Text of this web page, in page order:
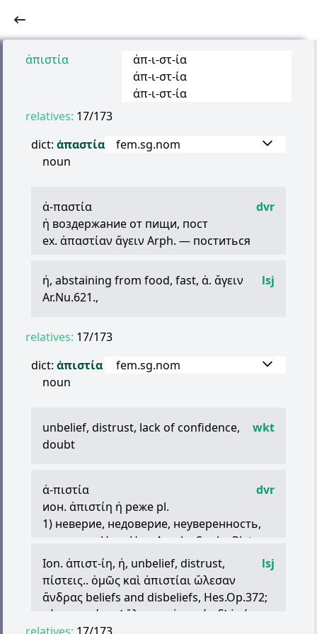
ἀπιστία ἀπ-ι-στ-ία
ἀπ-ι-στ-ία
ἀπ-ι-στ-ία
relatives: 17/173
dict: ἀπαστία
noun
fem.sg.nom
dvr
ἀ-παστία
ἡ воздержание от пищи, пост
ex. ἀπαστίαν ἄγειν Arph. — поститься
lsj
ἡ, abstaining from food, fast, ἀ. ἄγειν
Ar.Nu.621.,
relatives: 17/173
dict: ἀπιστία
noun
fem.sg.nom
wkt
unbelief, distrust, lack of confidence,
doubt
dvr
ἀ-πιστία
ион. ἀπιστίη ἡ реже pl.
1) неверие, недоверие, неуверенность,
сомнение Hes., Her., Aesch., Soph., Plat.,
Dem., Plut.
2) недостоверность, неправдоподобие
Xen.
ex.
πολλέν ἀπιστίαν ἔχει ταῦτα
Isocr. —
это крайне сомнительно
lsj
Ion. ἀπιστ-ίη, ἡ, unbelief, distrust,
πίστεις.. ὁμῶς καὶἀπιστίαι ὤλεσαν
ἄνδρας beliefs and disbeliefs, Hes.Op.372;
πίστει
χρήματ ’ ὄλεσσα ἀπιστίῃ δ’ ἐσάωσα